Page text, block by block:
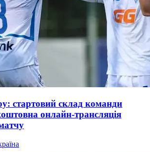
стартовий склад команди
онлайн-трансляція